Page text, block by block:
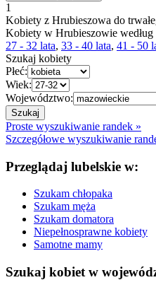
1
Kobiety z Hrubieszowa do
Kobiety w Hrubieszowie
27 - 32 lata, 33 - 40 lata, 41 - 50
Szukaj kobiety
Płeć:
Wiek:
Województwo:
Proste wyszukiwanie randek »
Szczegółowe wyszukiwanie
Przeglądaj lubelskie w:
Szukam chłopaka
Szukam męża
Szukam domatora
Niepełnosprawne kobiety
Samotne mamy
Szukaj kobiet w